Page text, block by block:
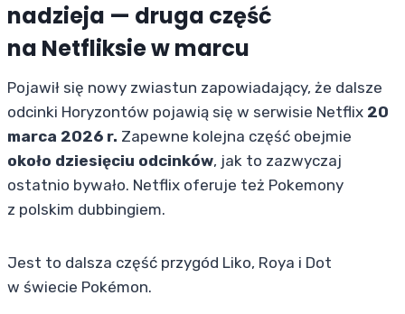
nadzieja — druga część
na Netfliksie w marcu
Pojawił się nowy zwiastun zapowiadający, że dalsze
odcinki Horyzontów pojawią się w serwisie Netflix 20
marca 2026 r. Zapewne kolejna część obejmie
około dziesięciu odcinków, jak to zazwyczaj
ostatnio bywało. Netflix oferuje też Pokemony
z polskim dubbingiem.
Jest to dalsza część przygód Liko, Roya i Dot
w świecie Pokémon.